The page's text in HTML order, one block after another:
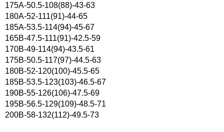
175A-50.5-108(88)-43-63
180A-52-111(91)-44-65
185A-53.5-114(94)-45-67
165B-47.5-111(91)-42.5-59
170B-49-114(94)-43.5-61
175B-50.5-117(97)-44.5-63
180B-52-120(100)-45.5-65
185B-53.5-123(103)-46.5-67
190B-55-126(106)-47.5-69
195B-56.5-129(109)-48.5-71
200B-58-132(112)-49.5-73